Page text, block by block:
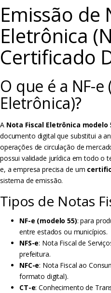
Emissão de
Eletrônica
Certificado
O que é a NF-e
Eletrônica)?
A Nota Fiscal Eletrônica modelo
documento digital que substitui a
operações de circulação de
possui validade jurídica em todo o
e, a empresa precisa de um
sistema de emissão.
Tipos de Notas
NF-e (modelo 55): para
entre estados ou municípios.
NFS-e: Nota Fiscal de
prefeitura.
NFC-e: Nota Fiscal ao
formato digital).
CT-e: Conhecimento de